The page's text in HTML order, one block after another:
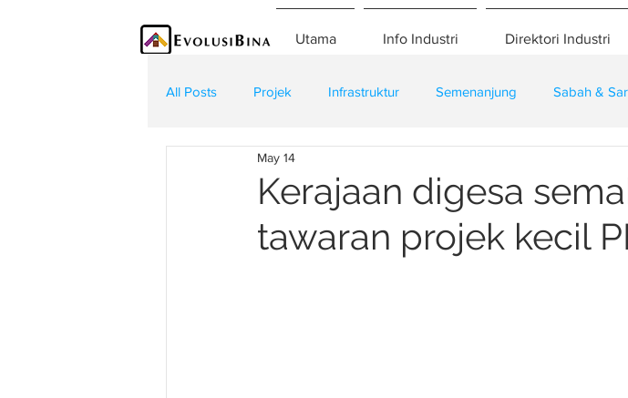
Utama Info Industri Direktori Industri
All Posts Projek Infrastruktur Semenanjung Sabah &
Teknologi
Kerajaan digesa
tawaran projek kecil
May 14